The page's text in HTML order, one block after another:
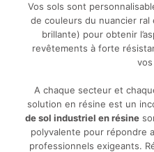
Vos sols sont
de couleurs du nuancier
brillante) pour obtenir
revêtements à forte
A chaque secteur et
solution en résine est un
de sol industriel en résine
polyvalente pour répondre
professionnels exigeants.